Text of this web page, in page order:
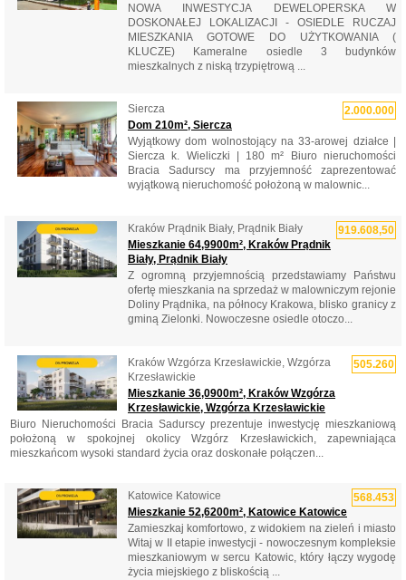
NOWA INWESTYCJA DEWELOPERSKA W
DOSKONAŁEJ LOKALIZACJI - OSIEDLE RUCZAJ
MIESZKANIA GOTOWE DO UŻYTKOWANIA (
KLUCZE) Kameralne osiedle 3 budynków
mieszkalnych z niską trzypiętrową ...
2.000.000
Siercza
Dom 210m², Siercza
Wyjątkowy dom wolnostojący na 33-arowej działce |
Siercza k. Wieliczki | 180 m² Biuro nieruchomości
Bracia Sadurscy ma przyjemność zaprezentować
wyjątkową nieruchomość położoną w malownic...
919.608,50
Kraków Prądnik Biały, Prądnik Biały
Mieszkanie 64,9900m², Kraków Prądnik
Biały, Prądnik Biały
Z ogromną przyjemnością przedstawiamy Państwu
ofertę mieszkania na sprzedaż w malowniczym rejonie
Doliny Prądnika, na północy Krakowa, blisko granicy z
gminą Zielonki. Nowoczesne osiedle otoczo...
505.260
Kraków Wzgórza Krzesławickie, Wzgórza
Krzesławickie
Mieszkanie 36,0900m², Kraków Wzgórza
Krzesławickie, Wzgórza Krzesławickie
Biuro Nieruchomości Bracia Sadurscy prezentuje inwestycję mieszkaniową
położoną w spokojnej okolicy Wzgórz Krzesławickich, zapewniająca
mieszkańcom wysoki standard życia oraz doskonałe połączen...
568.453
Katowice Katowice
Mieszkanie 52,6200m², Katowice Katowice
Zamieszkaj komfortowo, z widokiem na zieleń i miasto
Witaj w II etapie inwestycji - nowoczesnym kompleksie
mieszkaniowym w sercu Katowic, który łączy wygodę
życia miejskiego z bliskością ...